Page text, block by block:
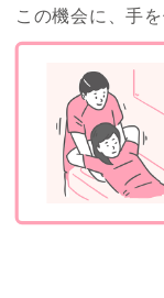
この機会に、手